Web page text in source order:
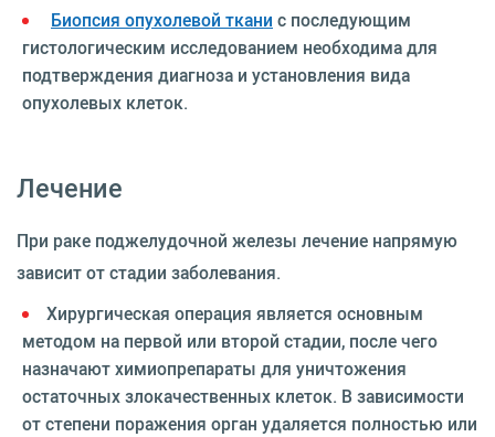
Биопсия опухолевой ткани с последующим
гистологическим исследованием необходима для
подтверждения диагноза и установления вида
опухолевых клеток.
Лечение
При раке поджелудочной железы лечение напрямую
зависит от стадии заболевания.
Хирургическая операция является основным
методом на первой или второй стадии, после чего
назначают химиопрепараты для уничтожения
остаточных злокачественных клеток. В зависимости
от степени поражения орган удаляется полностью или